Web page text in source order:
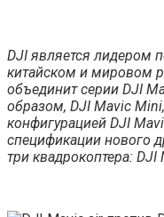
DJI является лидером
китайском и мировом
объединит серии DJI
образом, DJI Mavic
конфигурацией DJI
спецификации нового
три квадрокоптера: